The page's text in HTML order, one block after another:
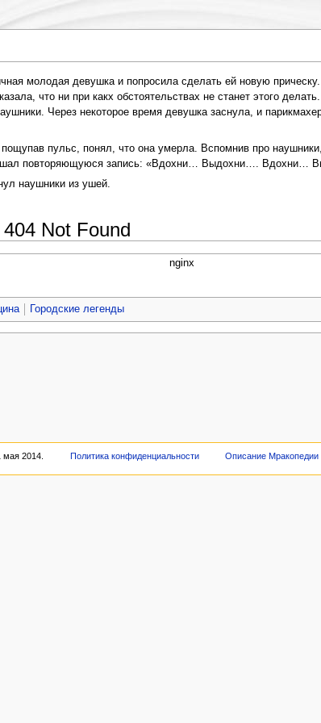
молодая девушка и попросила сделать ей новую
что ни при какх обстоятельствах не станет этого
Через некоторое время девушка заснула, и
пульс, понял, что она умерла. Вспомнив про
повторяющуюся запись: «Вдохни… Выдохни…. Вдохни…
наушники из ушей.
404 Not Found
nginx
Городские легенды
мая 2014. Политика конфиденциальности Описание Мракопедии